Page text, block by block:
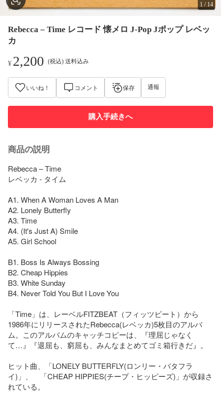
1 / 14
Rebecca – Time レコード 懐メロ J-Pop Jポップ レベッ
カ
¥2,200 (税込) 送料込み
いいね！ コメント 保存 通報
購入手続きへ
商品の説明
Rebecca – Time
レベッカ - タイム
A1. When A Woman Loves A Man
A2. Lonely Butterfly
A3. Time
A4. (It's Just A) Smile
A5. Girl School
B1. Boss Is Always Bossing
B2. Cheap Hippies
B3. White Sunday
B4. Never Told You But I Love You
「Time」は、レーベルFITZBEAT（フィッツビート）から
1986年にリリースされたRebecca(レベッカ)5枚目のアルバ
ム。このアルバムのキャッチコピーは、『理屈じゃなく
て…』『退屈も、窮屈も、みんなまとめてゴミ箱行きだ』。
ヒット曲、「LONELY BUTTERFLY(ロンリー・バタフラ
イ)」、　「CHEAP HIPPIES(チープ・ヒッピーズ)」が収録さ
れている。